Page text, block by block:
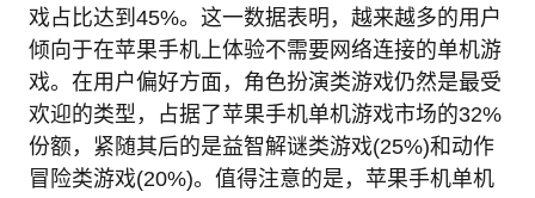
戏占比达到45%。这一数据表明，越来越多的用户
倾向于在苹果手机上体验不需要网络连接的单机游
戏。在用户偏好方面，角色扮演类游戏仍然是最受
欢迎的类型，占据了苹果手机单机游戏市场的32%
份额，紧随其后的是益智解谜类游戏(25%)和动作
冒险类游戏(20%)。值得注意的是，苹果手机单机